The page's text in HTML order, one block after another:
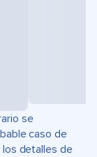
se
caso de
detalles de